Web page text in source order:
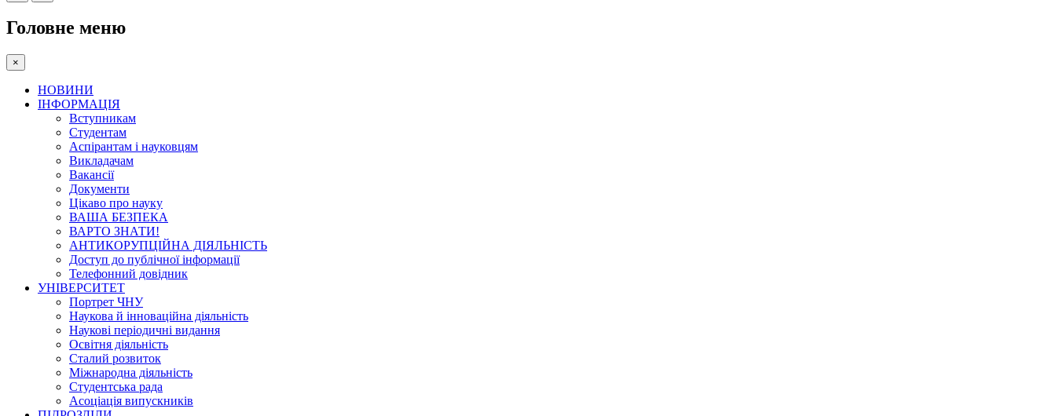
Головне меню
×
НОВИНИ
ІНФОРМАЦІЯ
Вступникам
Студентам
Аспірантам і науковцям
Викладачам
Вакансії
Документи
Цікаво про науку
ВАША БЕЗПЕКА
ВАРТО ЗНАТИ!
АНТИКОРУПЦІЙНА ДІЯЛЬНІСТЬ
Доступ до публічної інформації
Телефонний довідник
УНІВЕРСИТЕТ
Портрет ЧНУ
Наукова й інноваційна діяльність
Наукові періодичні видання
Освітня діяльність
Сталий розвиток
Міжнародна діяльність
Студентська рада
Асоціація випускників